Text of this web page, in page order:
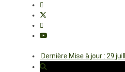
Dernière Mise à jour : 29